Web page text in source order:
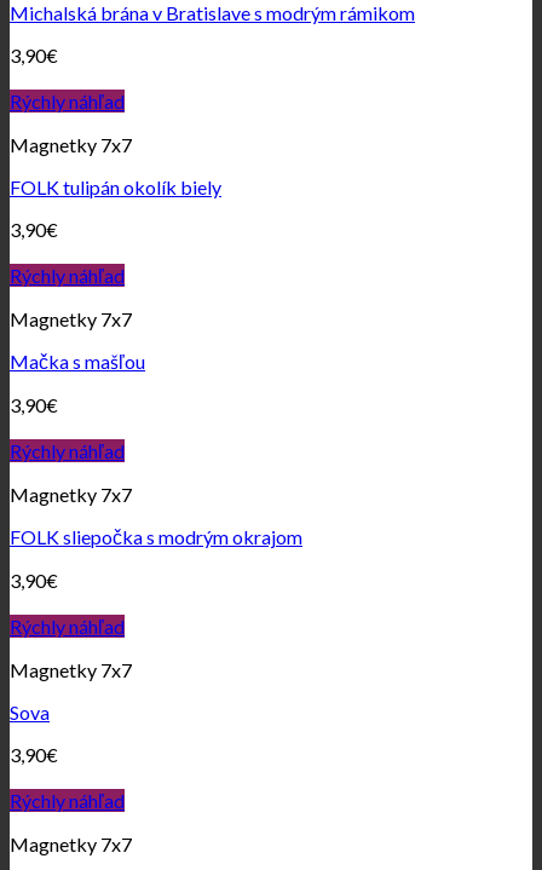
Michalská brána v Bratislave s modrým rámikom
3,90€
Rýchly náhľad
Magnetky 7x7
FOLK tulipán okolík biely
3,90€
Rýchly náhľad
Magnetky 7x7
Mačka s mašľou
3,90€
Rýchly náhľad
Magnetky 7x7
FOLK sliepočka s modrým okrajom
3,90€
Rýchly náhľad
Magnetky 7x7
Sova
3,90€
Rýchly náhľad
Magnetky 7x7